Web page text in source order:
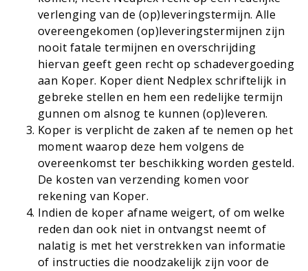
verlenging van de (op)leveringstermijn. Alle
overeengekomen (op)leveringstermijnen zijn
nooit fatale termijnen en overschrijding
hiervan geeft geen recht op schadevergoeding
aan Koper. Koper dient Nedplex schriftelijk in
gebreke stellen en hem een redelijke termijn
gunnen om alsnog te kunnen (op)leveren.
Koper is verplicht de zaken af te nemen op het
moment waarop deze hem volgens de
overeenkomst ter beschikking worden gesteld.
De kosten van verzending komen voor
rekening van Koper.
Indien de koper afname weigert, of om welke
reden dan ook niet in ontvangst neemt of
nalatig is met het verstrekken van informatie
of instructies die noodzakelijk zijn voor de